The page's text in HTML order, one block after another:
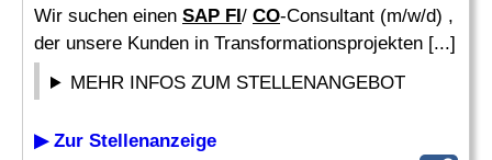
Wir suchen einen SAP FI/ CO-Consultant (m/w/d) ,
der unsere Kunden in Transformationsprojekten [...]
MEHR INFOS ZUM STELLENANGEBOT
▶ Zur Stellenanzeige